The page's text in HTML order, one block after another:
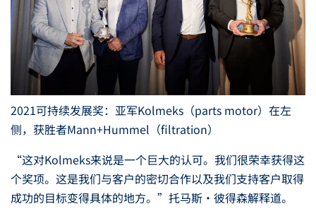
2021可持续发展奖：亚军Kolmeks（parts motor）在左
侧，获胜者Mann+Hummel（filtration）
“这对Kolmeks来说是一个巨大的认可。我们很荣幸获得这
个奖项。这是我们与客户的密切合作以及我们支持客户取得
成功的目标变得具体的地方。”托马斯·彼得森解释道。